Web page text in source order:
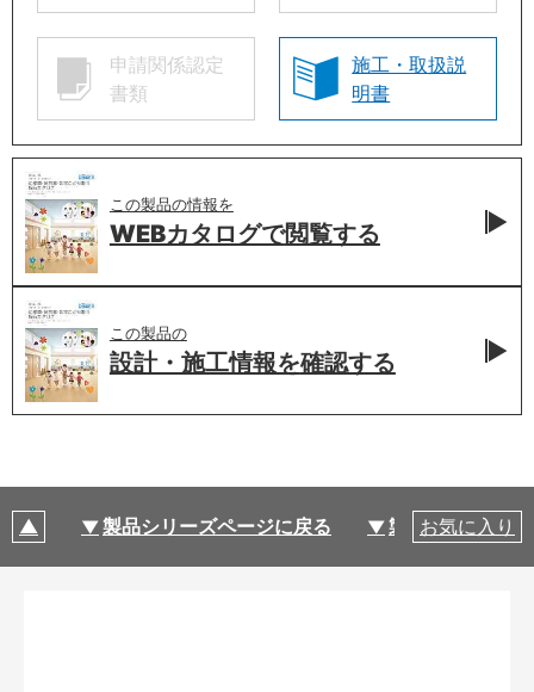
申請関係認定
書類
施工・取扱説
明書
この製品の情報を
WEBカタログで閲覧する
この製品の
設計・施工情報を確認する
製品シリーズページに戻る 製品仕様
お気に入り